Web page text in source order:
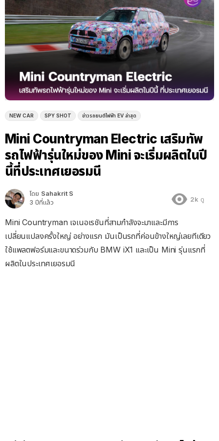
NEW CAR SPY SHOT ข่าวรถยนต์ไฟฟ้า EV ล่าสุด
Mini Countryman Electric เสริมทัพ
รถไฟฟ้ารุ่นใหม่ของ Mini จะเริ่มผลิตในปี
นี้ที่ประเทศเยอรมนี
โดย Sahakrit S
3 ปีที่แล้ว
2k ดู
Mini Countryman เจเนอเรชันที่สามกำลังจะมาและมีการ
เปลี่ยนแปลงครั้งใหญ่ อย่างแรก มันเป็นรถที่ค่อนข้างใหญ่เลยทีเดียว
ใช้แพลตฟอร์มและขนาดร่วมกับ BMW iX1 และเป็น Mini รุ่นแรกที่
ผลิตในประเทศเยอรมนี